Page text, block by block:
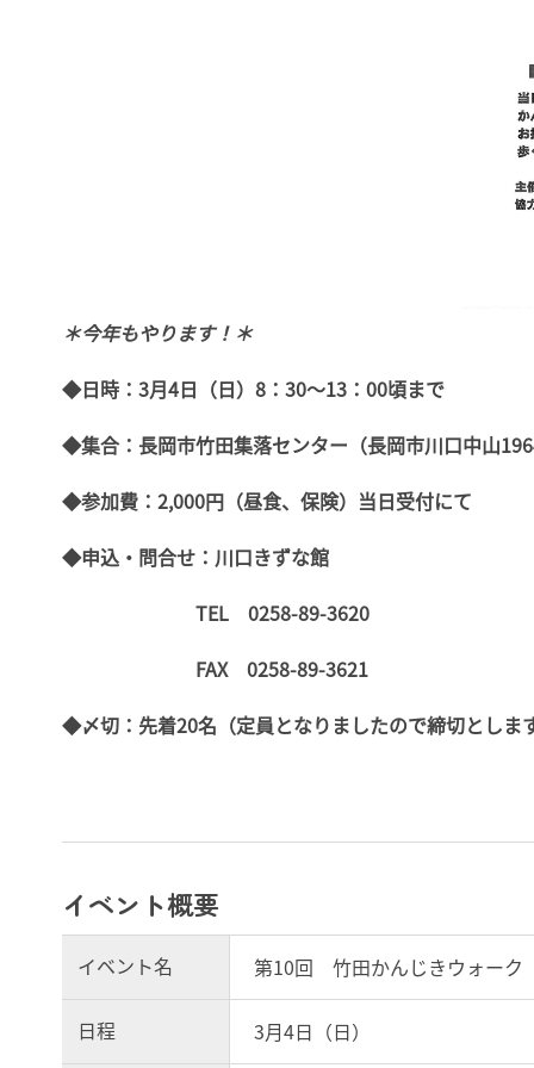
＊今年もやります！＊
◆日時：3月4日（日）8：30～13：00頃まで
◆集合：長岡市竹田集落センター（長岡市川口中山
◆参加費：2,000円（昼食、保険）当日受付にて
◆申込・問合せ：川口きずな館
TEL 0258-89-3620
FAX 0258-89-3621
◆〆切：先着20名（定員となりましたので締切としま
イベント概要
イベント名 第10回 竹田かんじきウォーク
日程 3月4日（日）